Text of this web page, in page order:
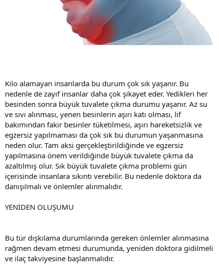
Kilo alamayan insanlarda bu durum çok sık yaşanır. Bu
nedenle de zayıf insanlar daha çok şikayet eder. Yedikleri her
besinden sonra büyük tuvalete çıkma durumu yaşanır. Az su
ve sıvı alınması, yenen besinlerin aşırı katı olması, lif
bakımından fakir besinler tüketilmesi, aşırı hareketsizlik ve
egzersiz yapılmaması da çok sık bu durumun yaşanmasına
neden olur. Tam aksi gerçekleştirildiğinde ve egzersiz
yapılmasına önem verildiğinde büyük tuvalete çıkma da
azaltılmış olur. Sık büyük tuvalete çıkma problemi gün
içerisinde insanlara sıkıntı verebilir. Bu nedenle doktora da
danışılmalı ve önlemler alınmalıdır.
YENİDEN OLUŞUMU
Bu tür dışkılama durumlarında gereken önlemler alınmasına
rağmen devam etmesi durumunda, yeniden doktora gidilmeli
ve ilaç takviyesine başlanmalıdır.